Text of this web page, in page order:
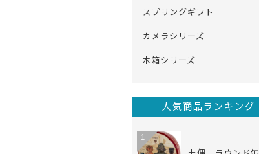
スプリングギフト
カメラシリーズ
木箱シリーズ
人気商品ランキング
1